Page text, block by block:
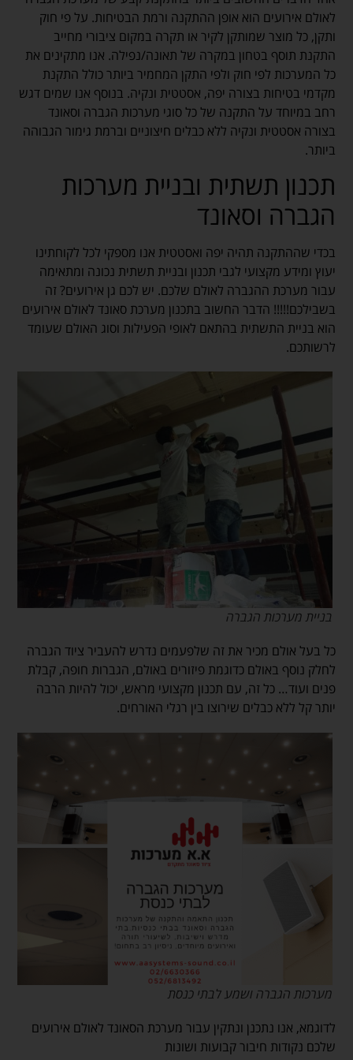
לאולם אירועים הוא אופן ההתקנה ורמת הבטיחות. על פי חוק
ותקן, כל מוצר שמותקן לקיר או תקרה במקום ציבורי מחייב
התקנת תוסף בטחון במקרה של תאונה/נפילה. אנו מתקינים את
כל המערכות לפי חוק ולפי התקן המחמיר ביותר כולל התקנת
מקדמי בטיחות בצורה יפה, אסטטית ונקיה. בנוסף אנו שמים דגש
רחב במיוחד על התקנה של כל סוגי מערכות הגברה וסאונד
בצורה אסטטית ונקיה ללא כבלים חיצוניים וברמת גימור הגבוהה
ביותר.
תכנון תשתית ובניית מערכות
הגברה וסאונד
בכדי שההתקנה תהיה יפה ואסטטית אנו מספקי לכל לקוחתינו
יעוץ ומידע מקצועי לגבי תכנון ובניית תשתית נכונה ומתאימה
עבור מערכת ההגברה לאולם שלכם. יש לכם גן אירועים? זה
בשבילכם!!!!! הדבר החשוב בתכנון מערכת סאונד לאולם אירועים
הוא בניית התשתית בהתאם לאופי הפעילות וסוג האולם שעומד
לרשותכם.
בניית מערכות הגברה
כל בעל אולם מכיר את זה שלפעמים נדרש להעביר ציוד הגברה
לחלק נוסף באולם כדוגמת פיזורים באולם, הגברות חופה, קבלת
פנים ועוד… כל זה, עם תכנון מקצועי מראש, יכול להיות הרבה
יותר קל ללא כבלים שירוצו בין רגלי האורחים.
מערכות הגברה ושמע לבתי כנסת
לדוגמא, אנו נתכנן ונתקין עבור מערכת הסאונד לאולם אירועים
שלכם נקודות חיבור קבועות ושונות